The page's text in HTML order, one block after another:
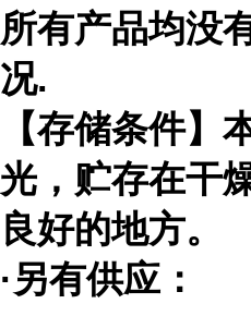
所有产品均没
况.
【存储条件】
光，贮存在干
良好的地方。
·另有供应：